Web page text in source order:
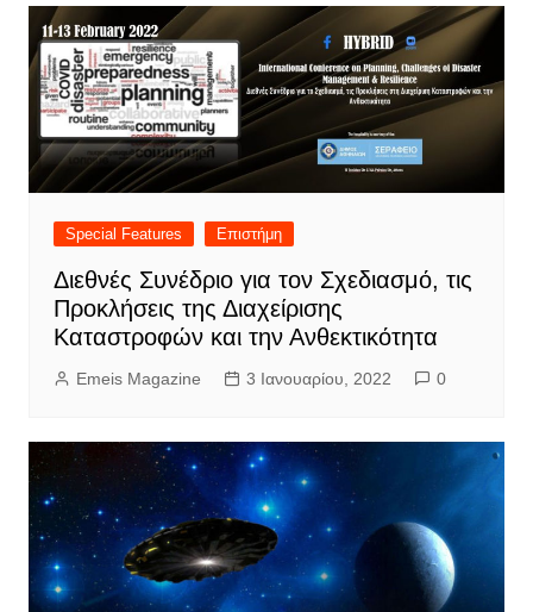
Special Features Επιστήμη
Διεθνές Συνέδριο για τον Σχεδιασμό, τις
Προκλήσεις της Διαχείρισης
Καταστροφών και την Ανθεκτικότητα
Emeis Magazine 3 Ιανουαρίου, 2022 0